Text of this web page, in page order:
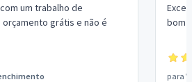
um trabalho de
orçamento grátis e não é
bom
para